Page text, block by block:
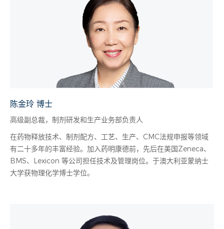
陈金玲 博士
高级副总裁，制剂研发和生产业务部负责人
在药物释放技术、制剂配方、工艺、生产、CMC法规申报等领域
有二十多年的丰富经验。加入药明康德前，先后在美国Zeneca、
BMS、Lexicon 等公司担任技术及管理岗位。于澳大利亚蒙纳士
大学获物理化学博士学位。